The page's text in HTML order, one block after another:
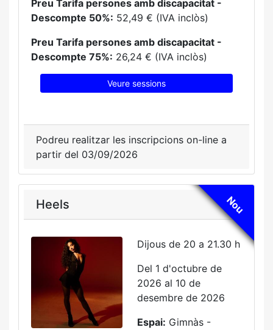
Preu Tarifa persones amb discapacitat -
Descompte 50%: 52,49 € (IVA inclòs)
Preu Tarifa persones amb discapacitat -
Descompte 75%: 26,24 € (IVA inclòs)
Veure sessions
Podreu realitzar les inscripcions on-line a
partir del 03/09/2026
Nou
Heels
Dijous de 20 a 21.30 h
Del 1 d'octubre de
2026 al 10 de
desembre de 2026
Espai: Gimnàs -